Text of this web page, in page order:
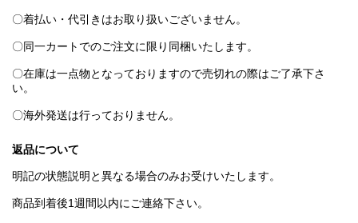
〇着払い・代引きはお取り扱いございません。
〇同一カートでのご注文に限り同梱いたします。
〇在庫は一点物となっておりますので売切れの際はご了承下さ
い。
〇海外発送は行っておりません。
返品について
明記の状態説明と異なる場合のみお受けいたします。
商品到着後1週間以内にご連絡下さい。